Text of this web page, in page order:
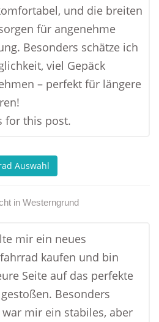
und die breiten
für angenehme
Besonders schätze ich
viel Gepäck
– perfekt für längere
for this post.
Auswahl
in Westerngrund
mir ein neues
kaufen und bin
Seite auf das perfekte
Besonders
mir ein stabiles, aber